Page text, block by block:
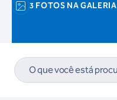
3 FOTOS NA GALERIA